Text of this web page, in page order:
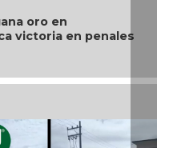
en
en penales